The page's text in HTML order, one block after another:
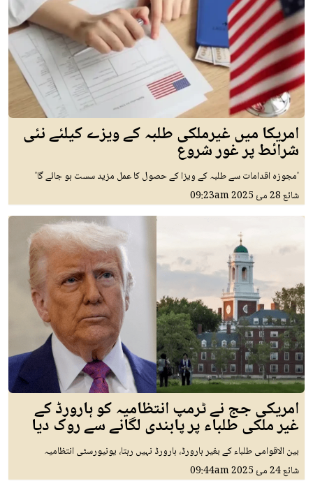
امریکا میں غیرملکی طلبہ کے ویزے کیلئے نئی
شرائط پر غور شروع
'مجوزہ اقدامات سے طلبہ کے ویزا کے حصول کا عمل مزید سست ہو جائے گا'
شائع28 مئ 2025 09:23am
امریکی جج نے ٹرمپ انتظامیہ کو ہارورڈ کے
غیر ملکی طلباء پر پابندی لگانے سے روک دیا
بین الاقوامی طلباء کے بغیر ہارورڈ، ہارورڈ نہیں رہتا، یونیورسٹی انتظامیہ
شائع24 مئ 2025 09:44am